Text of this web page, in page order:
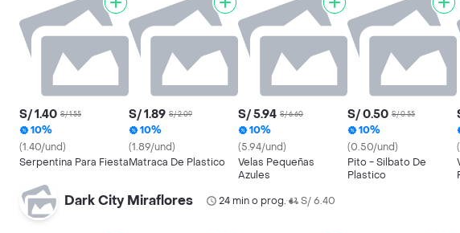
S/ 1.40 S/ 1.55
10%
(1.40/und)
Serpentina Para Fiesta
S/ 1.89 S/ 2.09
10%
(1.89/und)
Matraca De Plastico
S/ 5.94 S/ 6.60
10%
(5.94/und)
Velas Pequeñas
Azules
S/ 0.50 S/ 0.55
10%
(0.50/und)
Pito - Silbato De
Plastico
Dark City Miraflores 24 min o prog.• S/ 6.40